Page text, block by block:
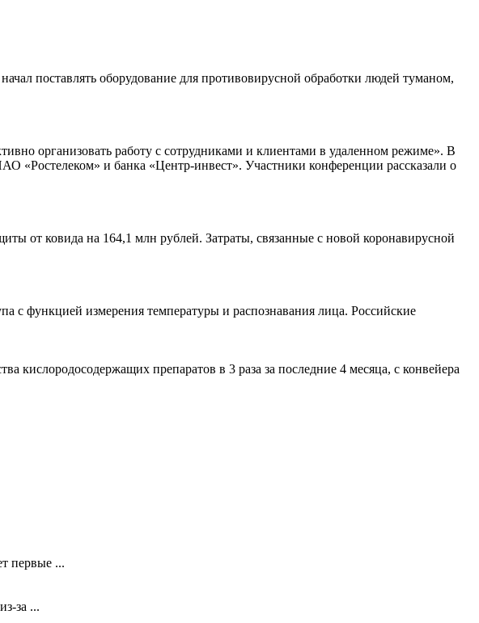
поставлять оборудование для противовирусной обработки людей туманом,
организовать работу с сотрудниками и клиентами в удаленном режиме». В
«Ростелеком» и банка «Центр-инвест». Участники конференции рассказали о
от ковида на 164,1 млн рублей. Затраты, связанные с новой коронавирусной
с функцией измерения температуры и распознавания лица. Российские
препаратов в 3 раза за последние 4 месяца, с конвейера
первые ...
за ...